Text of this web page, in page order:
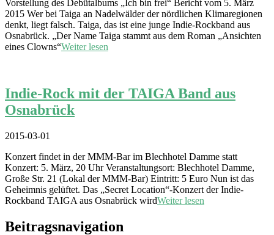
Vorstellung des Debütalbums „Ich bin frei“ Bericht vom 5. März
2015 Wer bei Taiga an Nadelwälder der nördlichen Klimaregionen
denkt, liegt falsch. Taiga, das ist eine junge Indie-Rockband aus
Osnabrück. „Der Name Taiga stammt aus dem Roman „Ansichten
eines Clowns“Weiter lesen
Indie-Rock mit der TAIGA Band aus
Osnabrück
2015-03-01
Konzert findet in der MMM-Bar im Blechhotel Damme statt
Konzert: 5. März, 20 Uhr Veranstaltungsort: Blechhotel Damme,
Große Str. 21 (Lokal der MMM-Bar) Eintritt: 5 Euro Nun ist das
Geheimnis gelüftet. Das „Secret Location“-Konzert der Indie-
Rockband TAIGA aus Osnabrück wirdWeiter lesen
Beitragsnavigation